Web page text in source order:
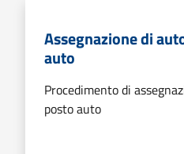
Assegnazione di
auto
Procedimento di
posto auto